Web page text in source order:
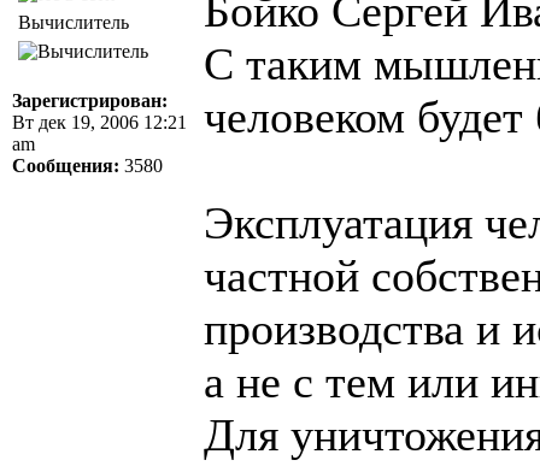
Вычислитель
Зарегистрирован:
Вт дек 19, 2006 12:21
am
Сообщения: 3580
Бойко Сергей
С таким
человеком
Эксплуатация
частной
производства и
а не с тем или
Для